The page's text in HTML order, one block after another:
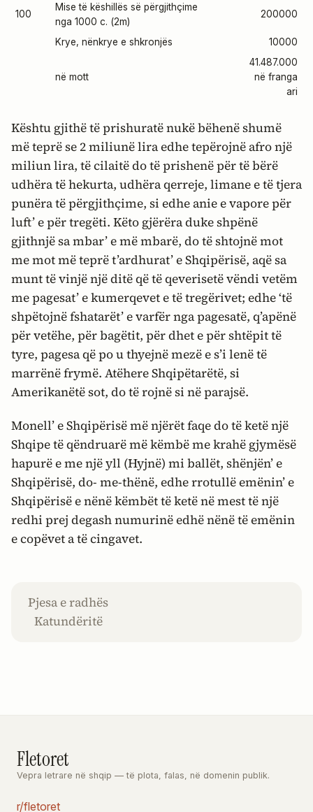
100
Mise të këshillës së përgjithçime
nga 1000 c. (2m)
200000
Krye, nënkrye e shkronjës 10000
në mott
41.487.000
në franga
ari
Kështu gjithë të prishuratë nukë bëhenë shumë
më teprë se 2 miliunë lira edhe tepërojnë afro një
miliun lira, të cilaitë do të prishenë për të bërë
udhëra të hekurta, udhëra qerreje, limane e të tjera
punëra të përgjithçime, si edhe anie e vapore për
luft’ e për tregëti. Këto gjërëra duke shpënë
gjithnjë sa mbar’ e më mbarë, do të shtojnë mot
me mot më teprë t’ardhurat’ e Shqipërisë, aqë sa
munt të vinjë një ditë që të qeverisetë vëndi vetëm
me pagesat’ e kumerqevet e të tregërivet; edhe ‘të
shpëtojnë fshatarët’ e varfër nga pagesatë, q’apënë
për vetëhe, për bagëtit, për dhet e për shtëpit të
tyre, pagesa që po u thyejnë mezë e s’i lenë të
marrënë frymë. Atëhere Shqipëtarëtë, si
Amerikanëtë sot, do të rojnë si në parajsë.
Monell’ e Shqipërisë më njërët faqe do të ketë një
Shqipe të qëndruarë më këmbë me krahë gjymësë
hapurë e me një yll (Hyjnë) mi ballët, shënjën’ e
Shqipërisë, do- me-thënë, edhe rrotullë emënin’ e
Shqipërisë e nënë këmbët të ketë në mest të një
redhi prej degash numurinë edhë nënë të emënin
e copëvet a të cingavet.
Pjesa e radhës
Katundëritë
Fletoret
Vepra letrare në shqip — të plota, falas, në domenin publik.
r/fletoret